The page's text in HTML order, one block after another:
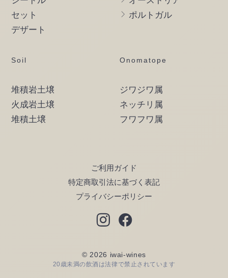
セット
デザート
ポルトガル
Soil
堆積岩土壌
火成岩土壌
堆積土壌
Onomatope
ジワジワ属
ネッチリ属
フワフワ属
ご利用ガイド
特定商取引法に基づく表記
プライバシーポリシー
© 2026 iwai-wines
20歳未満の飲酒は法律で禁止されています